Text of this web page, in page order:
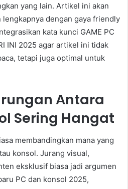
yang lain. Artikel ini akan
dengan gaya friendly
kata kunci GAME PC
INI 2025 agar artikel ini tidak
tetapi juga optimal untuk
Antara
Sering Hangat
membandingkan mana yang
konsol. Jurang visual,
eksklusif biasa jadi argumen
PC dan konsol 2025,